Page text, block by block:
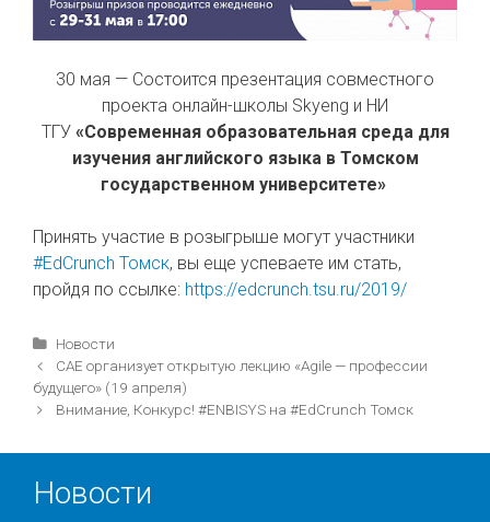
30 мая — Состоится презентация совместного
проекта онлайн-школы Skyeng и НИ
ТГУ «Современная образовательная среда для
изучения английского языка в Томском
государственном университете»
Принять участие в розыгрыше могут участники
#EdCrunch Томск, вы еще успеваете им стать,
пройдя по ссылке: https://edcrunch.tsu.ru/2019/
Рубрики
Новости
Навигация
записи
САЕ организует открытую лекцию «Agile — профессии
будущего» (19 апреля)
Внимание, Конкурс! #ENBISYS на #EdCrunch Томск
Новости